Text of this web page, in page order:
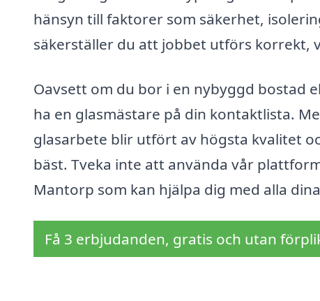
hänsyn till faktorer som säkerhet,
säkerställer du att jobbet utförs korrekt,
Oavsett om du bor i en nybyggd bostad
ha en glasmästare på din kontaktlista.
glasarbete blir utfört av högsta kvalitet
bäst. Tveka inte att använda vår
Mantorp som kan hjälpa dig med alla
Få 3 erbjudanden, gratis och utan